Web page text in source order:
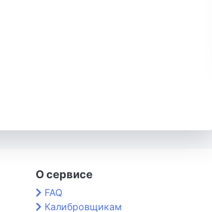
О сервисе
FAQ
Калибровщикам